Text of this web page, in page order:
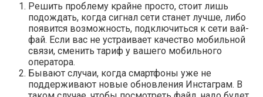
Решить проблему крайне просто, стоит лишь
подождать, когда сигнал сети станет лучше, либо
появится возможность, подключиться к сети вай-
фай. Если вас не устраивает качество мобильной
связи, сменить тариф у вашего мобильного
оператора.
Бывают случаи, когда смартфоны уже не
поддерживают новые обновления Инстаграм. В